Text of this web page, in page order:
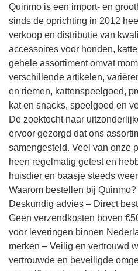
Quinmo is een import- en
sinds de oprichting in 2012
verkoop en distributie van
accessoires voor honden,
gehele assortiment omvat
verschillende artikelen,
en riemen, kattenspeelgoed,
kat en snacks, speelgoed en
De zoektocht naar
ervoor gezorgd dat ons
samengesteld. Veel van onze
heen regelmatig getest en
huisdier en baasje steeds
Waarom bestellen bij
Deskundig advies – Direct
Geen verzendkosten boven
voor leveringen binnen
merken – Veilig en vertrouwd
vertrouwde en beveiligde